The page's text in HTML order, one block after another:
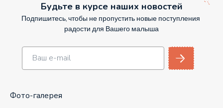
Будьте в курсе наших новостей
Подпишитесь, чтобы не пропустить новые поступления
радости для Вашего малыша
Фото-галерея